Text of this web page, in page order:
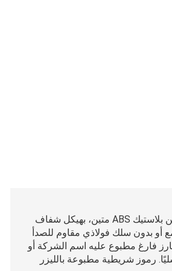
ختم العداد مصنوع من بلاستيك ABS متين، بهيكل شفاف
أو بدون سلك فولاذي مقاوم للصدأ
فارغ مطبوع عليه اسم الشركة أو
رموز شريطية مطبوعة بالليزر